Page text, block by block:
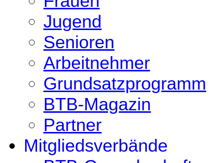
Jugend
Senioren
Arbeitnehmer
Grundsatzprogramm
BTB-Magazin
Partner
Mitgliedsverbände